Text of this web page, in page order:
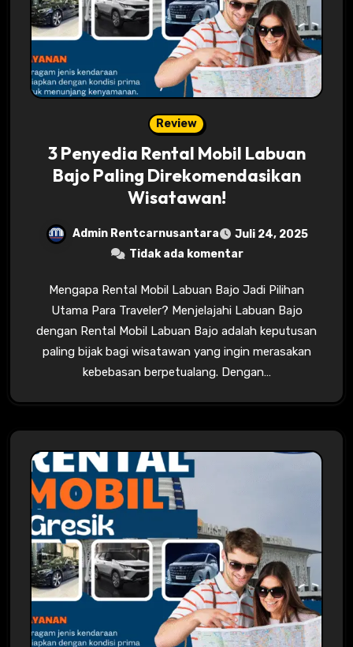
Review
3 Penyedia Rental Mobil Labuan
Bajo Paling Direkomendasikan
Wisatawan!
Admin Rentcarnusantara
Juli 24, 2025
Tidak ada komentar
Mengapa Rental Mobil Labuan Bajo Jadi Pilihan
Utama Para Traveler? Menjelajahi Labuan Bajo
dengan Rental Mobil Labuan Bajo adalah keputusan
paling bijak bagi wisatawan yang ingin merasakan
kebebasan berpetualang. Dengan…